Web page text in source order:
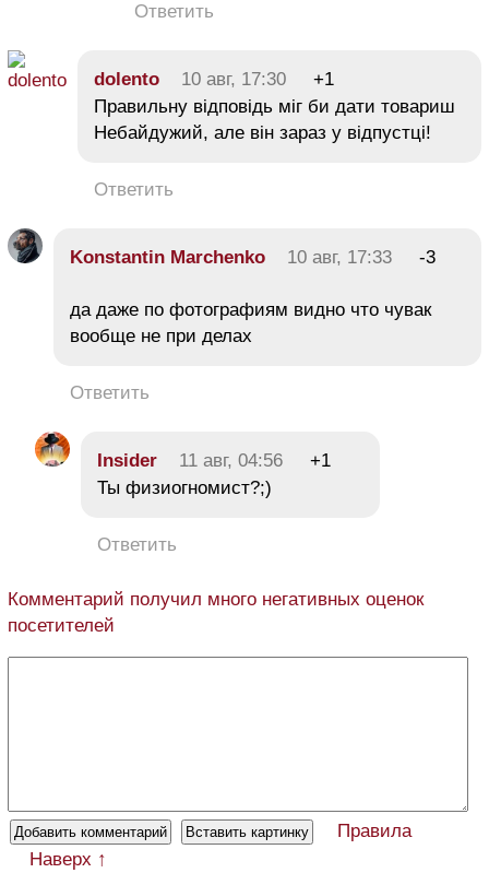
Ответить
dolento 10 авг, 17:30
+1
Правильну відповідь міг би дати товариш
Небайдужий, але він зараз у відпустці!
Ответить
Konstantin Marchenko 10 авг, 17:33 -3
да даже по фотографиям видно что чувак
вообще не при делах
Ответить
Insider 11 авг, 04:56
+1
Ты физиогномист?;)
Ответить
Комментарий получил много негативных оценок
посетителей
Правила
Наверх ↑